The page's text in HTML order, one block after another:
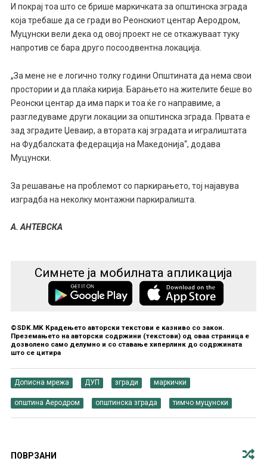
И покрај тоа што се брише маркичката за општинска зграда
која требаше да се гради во Реонскиот центар Аеродром,
Муцунски вели дека од овој проект не се откажуваат туку
напротив се бара друго посоодвентна локација.
„За мене не е логично толку години Општината да нема свои
простории и да плаќа кирија. Барањето на жителите беше во
Реонски центар да има парк и тоа ќе го направиме, а
разгледуваме други локации за општинска зграда. Првата е
зад зградите Џеваир, а втората кај зградата и игралиштата
на Фудбалската федерација на Македонија“, додава
Муцунски.
За решавање на проблемот со паркирањето, тој најавува
изградба на неколку монтажни паркиралишта.
А. АНТЕВСКА
Симнете ја мобилната апликација
©SDK.MK Крадењето авторски текстови е казниво со закон.
Преземањето на авторски содржини (текстови) од оваа страница е
дозволено само делумно и со ставање хиперлинк до содржината
што се цитира
Дописна мрежа ДУП згради маркички
општина Аеродром општинска зграда тимчо муцунски
ПОВРЗАНИ